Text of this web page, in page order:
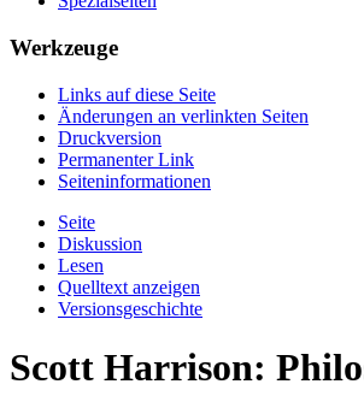
Werkzeuge
Links auf diese Seite
Änderungen an verlinkten Seiten
Druckversion
Permanenter Link
Seiten­­informationen
Seite
Diskussion
Lesen
Quelltext anzeigen
Versionsgeschichte
Scott Harrison: